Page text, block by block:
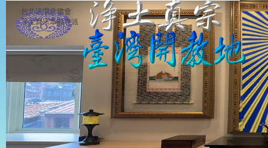
台北法雷念佛會
淨土真宗本願寺派